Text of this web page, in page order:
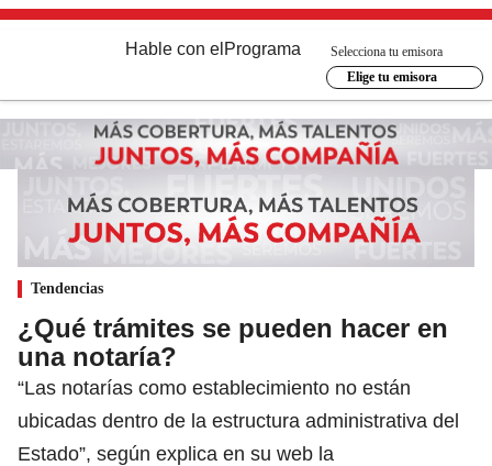
Hable con el Programa
Selecciona tu emisora
Elige tu emisora
Tendencias
¿Qué trámites se pueden hacer en
una notaría?
“Las notarías como establecimiento no están
ubicadas dentro de la estructura administrativa del
Estado”, según explica en su web la